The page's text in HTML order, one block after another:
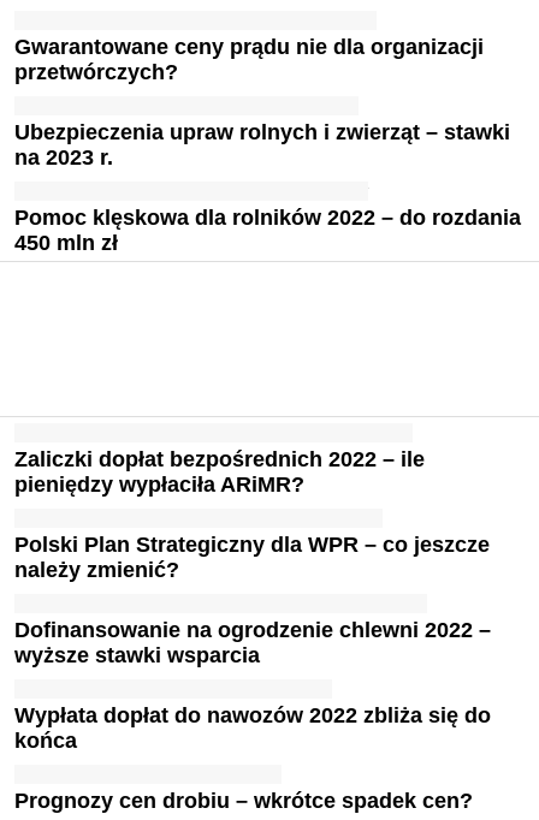
Gwarantowane ceny prądu nie dla organizacji
przetwórczych?
Ubezpieczenia upraw rolnych i zwierząt – stawki
na 2023 r.
Pomoc klęskowa dla rolników 2022 – do rozdania
450 mln zł
Zaliczki dopłat bezpośrednich 2022 – ile
pieniędzy wypłaciła ARiMR?
Polski Plan Strategiczny dla WPR – co jeszcze
należy zmienić?
Dofinansowanie na ogrodzenie chlewni 2022 –
wyższe stawki wsparcia
Wypłata dopłat do nawozów 2022 zbliża się do
końca
Prognozy cen drobiu – wkrótce spadek cen?